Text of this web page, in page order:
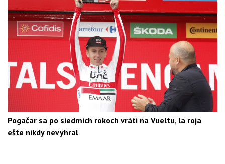
Pogačar sa po siedmich rokoch vráti na Vueltu, la roja
ešte nikdy nevyhral